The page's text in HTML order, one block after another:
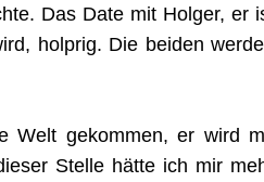
e. Das Date mit Holger, er
holprig. Die beiden
Welt gekommen,er wird
Stelle hätte ich mir